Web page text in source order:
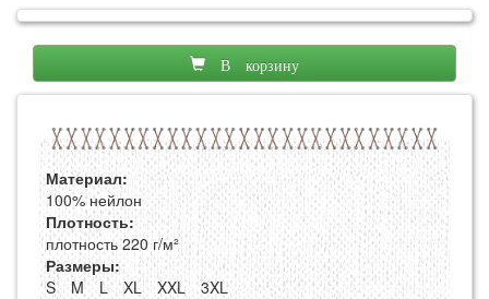
В корзину
Материал:
100% нейлон
Плотность:
плотность 220 г/м²
Размеры:
S
M L XL XXL
3XL